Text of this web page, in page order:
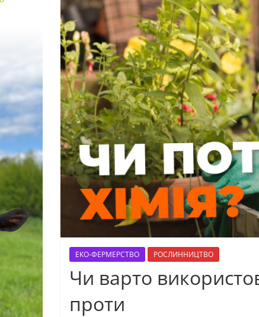
ЕКО-ФЕРМЕРСТВО РОСЛИННИЦТВО
Чи варто
проти